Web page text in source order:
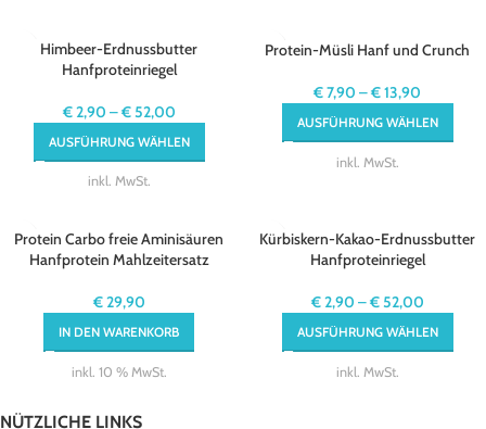
Himbeer-Erdnussbutter
Hanfproteinriegel
€2,90 –€52,00
AUSFÜHRUNG WÄHLEN
inkl. MwSt.
Protein-Müsli Hanf und Crunch
€7,90 –€13,90
AUSFÜHRUNG WÄHLEN
inkl. MwSt.
Protein Carbo freie Aminisäuren
Hanfprotein Mahlzeitersatz
€29,90
IN DEN WARENKORB
inkl. 10 % MwSt.
Kürbiskern-Kakao-Erdnussbutter
Hanfproteinriegel
€2,90 –€52,00
AUSFÜHRUNG WÄHLEN
inkl. MwSt.
NÜTZLICHE LINKS